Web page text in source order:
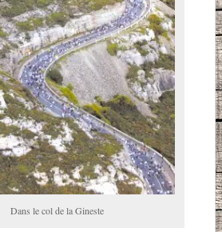
Dans le col de la Gineste